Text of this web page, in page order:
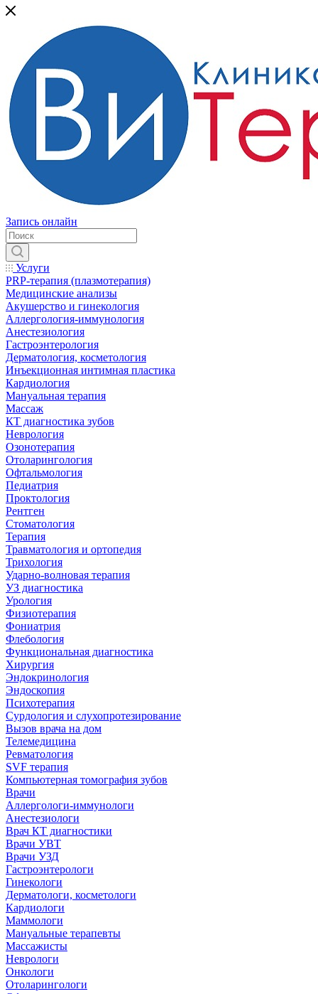
Запись онлайн
Услуги
PRP-терапия (плазмотерапия)
Медицинские анализы
Акушерство и гинекология
Аллергология-иммунология
Анестезиология
Гастроэнтерология
Дерматология, косметология
Инъекционная интимная пластика
Кардиология
Мануальная терапия
Массаж
КТ диагностика зубов
Неврология
Озонотерапия
Отоларингология
Офтальмология
Педиатрия
Проктология
Рентген
Стоматология
Терапия
Травматология и ортопедия
Трихология
Ударно-волновая терапия
УЗ диагностика
Урология
Физиотерапия
Фониатрия
Флебология
Функциональная диагностика
Хирургия
Эндокринология
Эндоскопия
Психотерапия
Сурдология и слухопротезирование
Вызов врача на дом
Телемедицина
Ревматология
SVF терапия
Компьютерная томография зубов
Врачи
Аллергологи-иммунологи
Анестезиологи
Врач КТ диагностики
Врачи УВТ
Врачи УЗД
Гастроэнтерологи
Гинекологи
Дерматологи, косметологи
Кардиологи
Маммологи
Мануальные терапевты
Массажисты
Неврологи
Онкологи
Отоларингологи